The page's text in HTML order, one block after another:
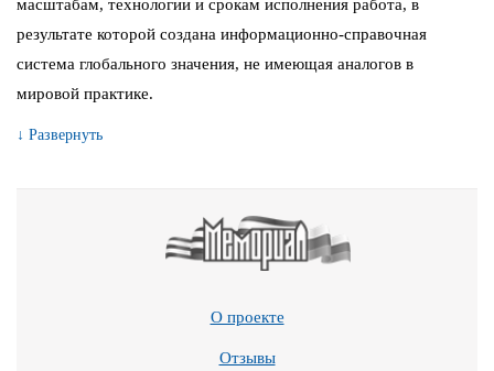
масштабам, технологии и срокам исполнения работа, в
результате которой создана информационно-справочная
система глобального значения, не имеющая аналогов в
мировой практике.
↓ Развернуть
О проекте
Отзывы